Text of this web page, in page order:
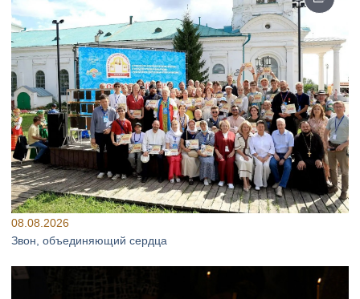
08.08.2026
Звон, объединяющий сердца